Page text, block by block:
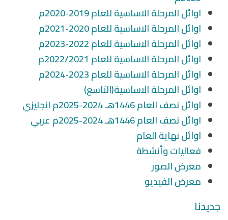
اوائل المرحلة الاساسية للعام 2019-2020م
اوائل المرحلة الاساسية للعام 2020-2021م
اوائل المرحلة الاساسية للعام 2022-2023م
اوائل المرحلة الاساسية للعام 2022/2021م
اوائل المرحلة الاساسية للعام 2023-2024م
اوائل المرحلة الاساسية(التاسع)
اوائل نصف العام 1446هـ 2024-2025م انجليزي
اوائل نصف العام 1446هـ 2024-2025م عربي
اوائل نهاية العام
فعاليات وأنشطة
معرض الصور
معرض الفيديو
جديدنا